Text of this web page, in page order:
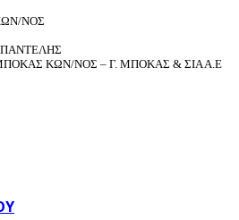
ΝΟΣ
ΚΩΝ/ΝΟΣ – Γ. ΜΠΟΚΑΣ & ΣΙΑ Α.Ε